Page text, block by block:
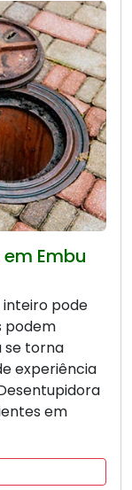
Embu
inteiro pode
podem
se torna
experiência
em